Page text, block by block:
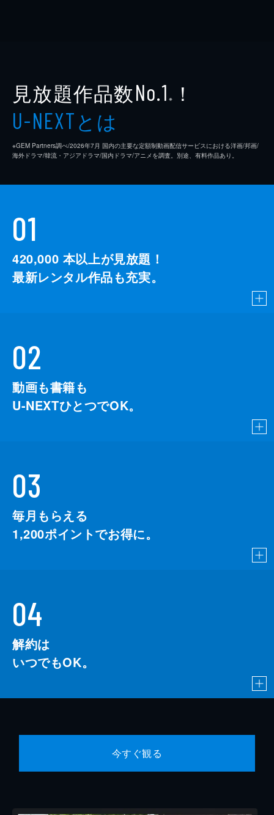
見放題作品数No.1 ※ ！
U-NEXTとは
※GEM Partners調べ/2026年7⽉ 国内の主要な定額制動画配信サービスにおける洋画/邦画/
海外ドラマ/韓流・アジアドラマ/国内ドラマ/アニメを調査。別途、有料作品あり。
01
420,000 本以上が見放題！
最新レンタル作品も充実。
02
動画も書籍も
U-NEXTひとつでOK。
03
毎月もらえる
1,200ポイントでお得に。
04
解約は
いつでもOK。
今すぐ観る